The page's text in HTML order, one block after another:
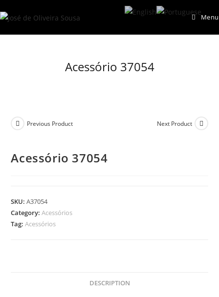
to
Menu
Acessório 37054
Previous Product Next Product
Acessório 37054
SKU:A37054
Category:Acessórios
Tag:Acessórios
DESCRIPTION